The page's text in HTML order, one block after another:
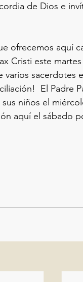
de Dios e
ofrecemos aquí
Cristi este
varios sacerdotes
El Padre
niños el
aquí el sábado